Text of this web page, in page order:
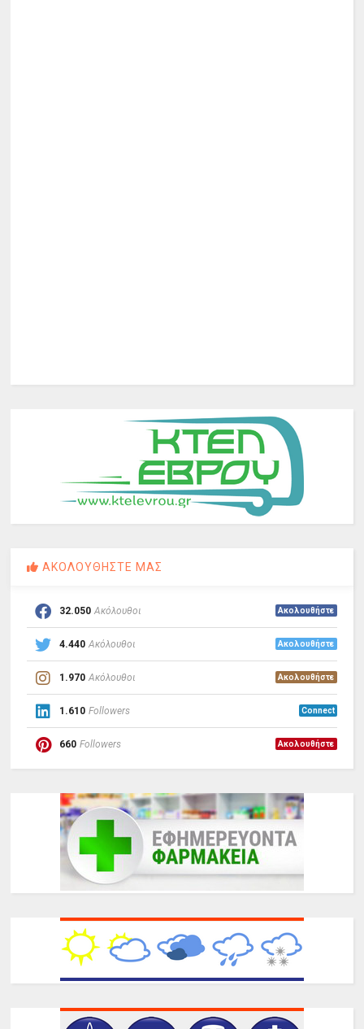
ΑΚΟΛΟΥΘΗΣΤΕ ΜΑΣ
32.050 Ακόλουθοι Ακολουθήστε
4.440 Ακόλουθοι Ακολουθήστε
1.970 Ακόλουθοι Ακολουθήστε
1.610 Followers Connect
660 Followers Ακολουθήστε